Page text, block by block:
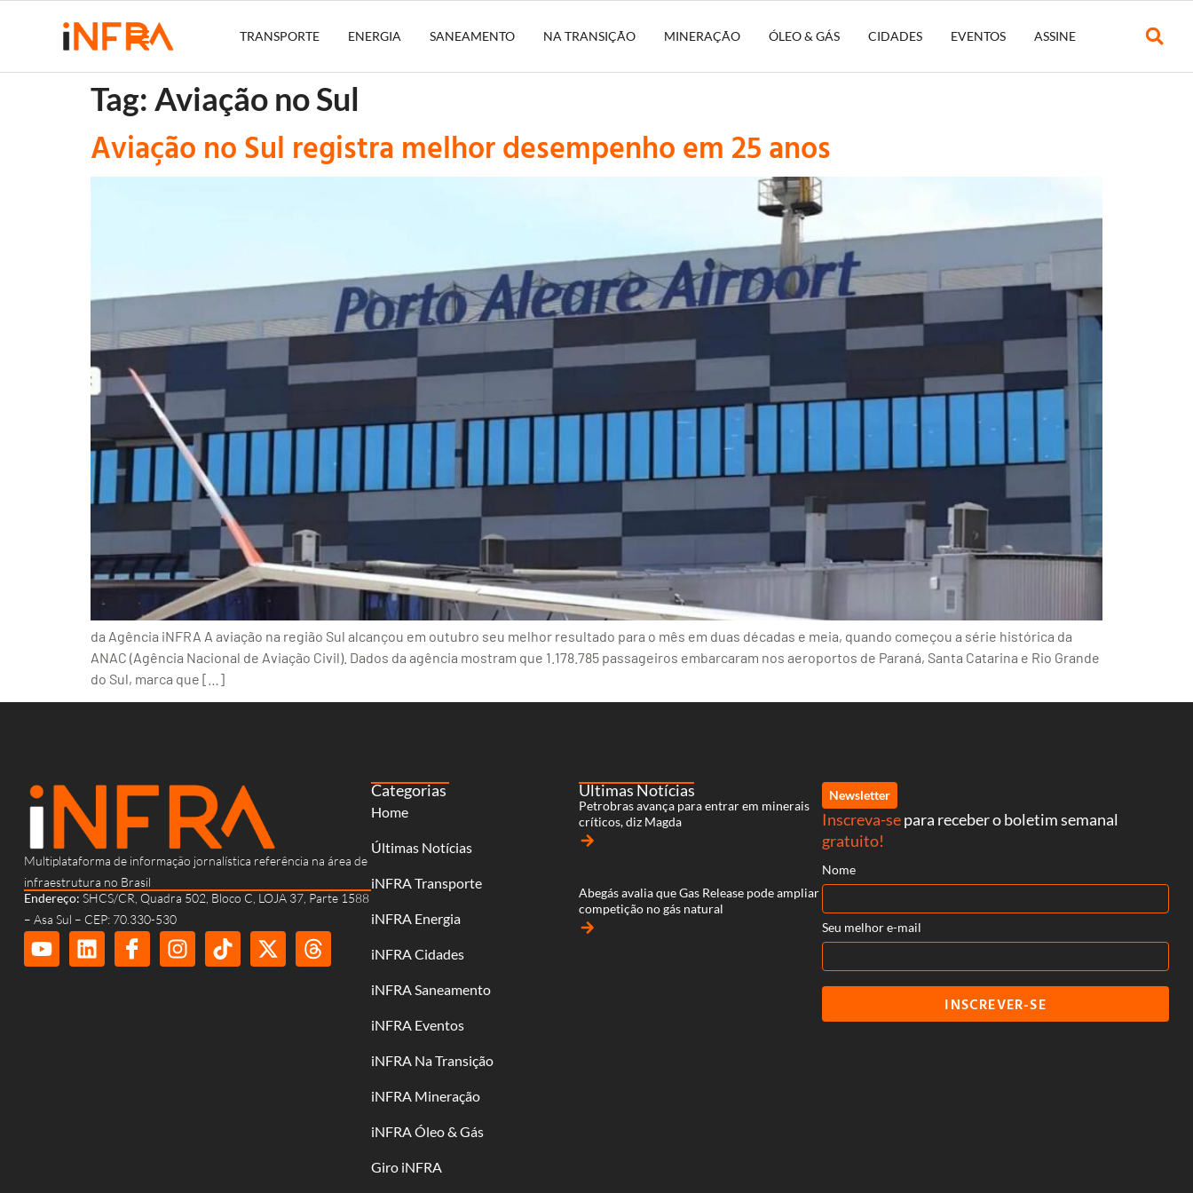
TRANSPORTE ENERGIA SANEAMENTO NA TRANSIÇÃO MINERAÇÃO ÓLEO & GÁS CIDADES EVENTOS ASSINE
Tag: Aviação no Sul
Aviação no Sul registra melhor desempenho em 25 anos
da Agência iNFRA A aviação na região Sul alcançou em outubro seu melhor resultado para o mês em duas décadas e meia, quando começou a série histórica da
ANAC (Agência Nacional de Aviação Civil). Dados da agência mostram que 1.178.785 passageiros embarcaram nos aeroportos de Paraná, Santa Catarina e Rio Grande
do Sul, marca que […]
Multiplataforma de informação jornalística referência na área de
infraestrutura no Brasil
Endereço: SHCS/CR, Quadra 502, Bloco C, LOJA 37, Parte 1588
– Asa Sul – CEP: 70.330-530
Categorias
Home
Últimas Notícias
iNFRA Transporte
iNFRA Energia
iNFRA Cidades
iNFRA Saneamento
iNFRA Eventos
iNFRA Na Transição
iNFRA Mineração
iNFRA Óleo & Gás
Giro iNFRA
Últimas Notícias
Petrobras avança para entrar em minerais
críticos, diz Magda
arrow_forward
Abegás avalia que Gas Release pode ampliar
competição no gás natural
arrow_forward
Newsletter
Inscreva-separa receber o boletim semanal
gratuito!
Nome
Seu melhor e-mail
INSCREVER-SE